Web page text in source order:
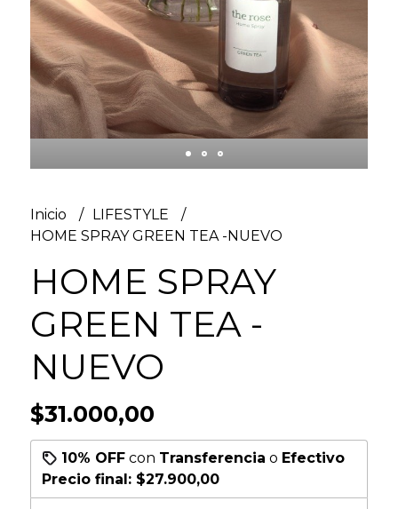
Inicio
LIFESTYLE
HOME SPRAY GREEN TEA -NUEVO
HOME SPRAY
GREEN TEA -
NUEVO
$31.000,00
10% OFFcon Transferencia o Efectivo
Precio final: $27.900,00